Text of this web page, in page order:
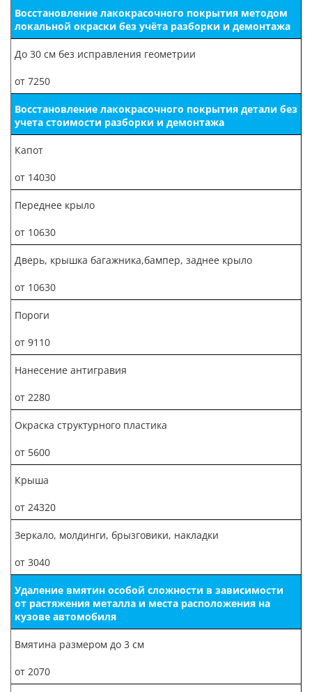
Восстановление лакокрасочного покрытия методом
локальной окраски без учёта разборки и демонтажа
До 30 см без исправления геометрии
от 7250
Восстановление лакокрасочного покрытия детали без
учета стоимости разборки и демонтажа
Капот
от 14030
Переднее крыло
от 10630
Дверь, крышка багажника,бампер, заднее крыло
от 10630
Пороги
от 9110
Нанесение антигравия
от 2280
Окраска структурного пластика
от 5600
Крыша
от 24320
Зеркало, молдинги, брызговики, накладки
от 3040
Удаление вмятин особой сложности в зависимости
от растяжения металла и места расположения на
кузове автомобиля
Вмятина размером до 3 см
от 2070